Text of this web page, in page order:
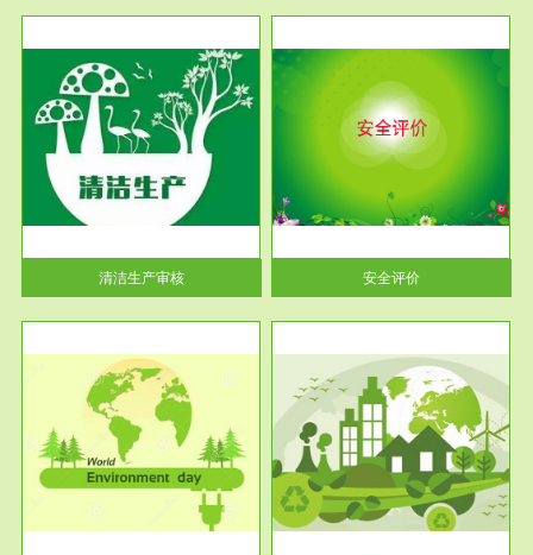
清洁生产审核
服务范围
安全评价
安全评价安全评价目的是查找、
分析和预测工程、系统、生产经
营活...
安全评价
服务范围
VOCs在线监测
根据《重点区域大气污染防
治“十二五”规划》有机废气净化